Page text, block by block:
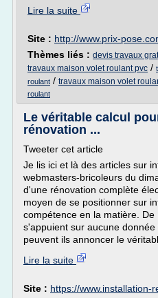
Lire la suite
Site : http://www.prix-
Thèmes liés : devis travaux
travaux maison volet roulant pvc /
roulant / travaux maison volet
roulant
Le véritable calcul
rénovation ...
Tweeter cet article
Je lis ici et là des articles sur
webmasters-bricoleurs du
d'une rénovation complète
moyen de se positionner sur
compétence en la matière. De
s'appuient sur aucune
peuvent ils annoncer le
Lire la suite
Site : https://www.installation-